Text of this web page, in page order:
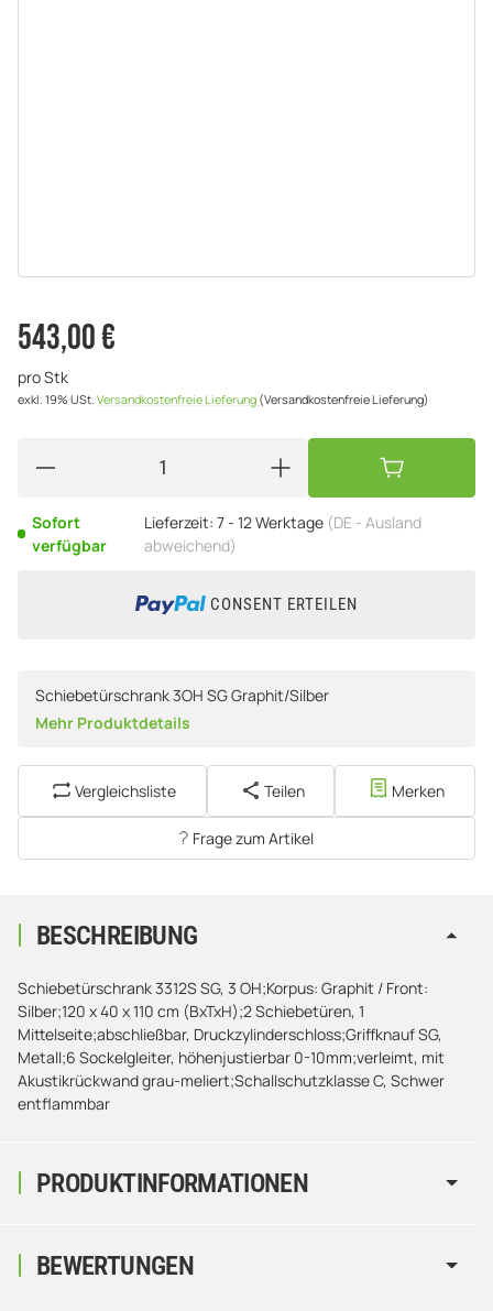
543,00 €
pro Stk
exkl. 19% USt. Versandkostenfreie Lieferung (Versandkostenfreie Lieferung)
Sofort
verfügbar
Lieferzeit: 7 - 12 Werktage (DE - Ausland
abweichend)
CONSENT ERTEILEN
Schiebetürschrank 3OH SG Graphit/Silber
Mehr Produktdetails
Vergleichsliste Teilen Merken
Frage zum Artikel
PRODUKTINFORMATIONEN
BESCHREIBUNG
Schiebetürschrank 3312S SG, 3 OH;Korpus: Graphit / Front:
Silber;120 x 40 x 110 cm (BxTxH);2 Schiebetüren, 1
Mittelseite;abschließbar, Druckzylinderschloss;Griffknauf SG,
Metall;6 Sockelgleiter, höhenjustierbar 0-10mm;verleimt, mit
Akustikrückwand grau-meliert;Schallschutzklasse C, Schwer
entflammbar
BEWERTUNGEN